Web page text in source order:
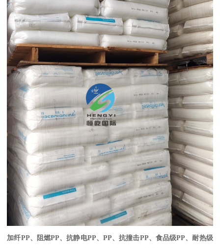
加纤PP、阻燃PP、抗静电PP、 PP、抗撞击PP、食品级PP、耐热级